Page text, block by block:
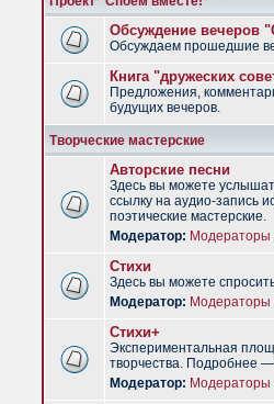
Обсуждение вечеров
Обсуждаем прошедшие
Книга "дружеских
Предложения,
будущих вечеров.
Творческие мастерские
Авторские песни
Здесь вы можете
ссылку на аудио-запись
поэтические мастерские.
Модератор: Модераторы
Стихи
Здесь вы можете
Модератор: Модераторы
Стихи+
Экспериментальная
творчества. Подробнее
Модератор: Модераторы